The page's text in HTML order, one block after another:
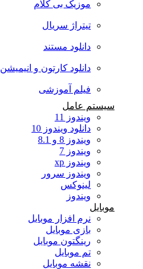
موزیک بی کلام
تیتراژ سریال
دانلود مستند
دانلود کارتون و انیمیشن
فیلم آموزشی
سیستم عامل
ویندوز 11
دانلود ویندوز 10
ویندوز 8 و 8.1
ویندوز 7
ویندوز xp
ویندوز سرور
لینوکس
ویندوز
موبایل
نرم افزار موبایل
بازی موبایل
رینگتون موبایل
تم موبایل
نقشه موبایل